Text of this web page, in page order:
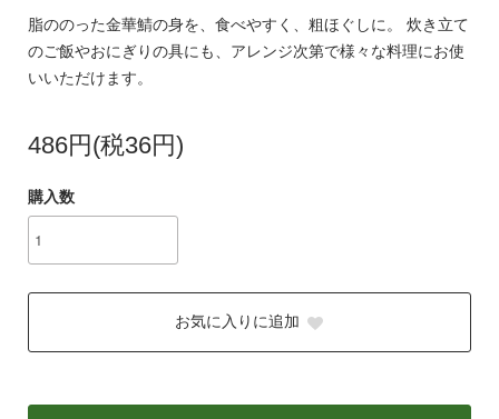
脂ののった金華鯖の身を、食べやすく、粗ほぐしに。 炊き立て
のご飯やおにぎりの具にも、アレンジ次第で様々な料理にお使
いいただけます。
486円(税36円)
購入数
お気に入りに追加